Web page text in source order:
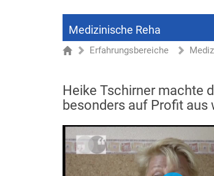
Medizinische Reha
Sie sind hier
StartseiteErfahrungsbereiche
Heike Tschirner machte
besonders auf Profit aus